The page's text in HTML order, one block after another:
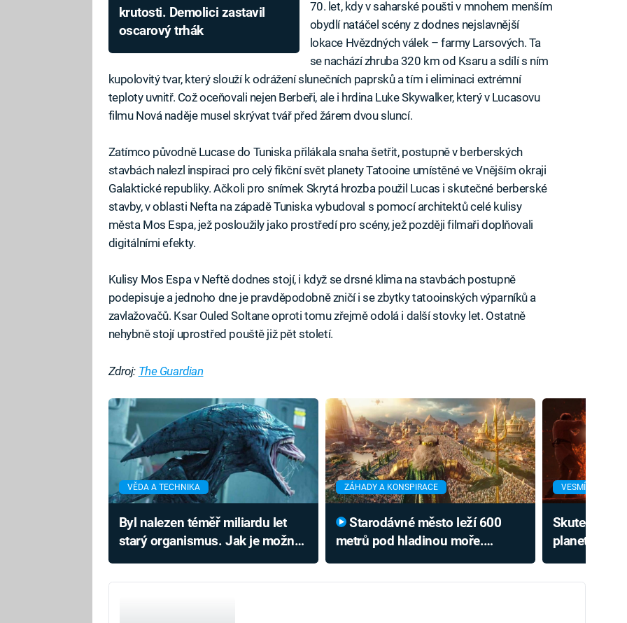
krutosti. Demolici zastavil
oscarový trhák
70. let, kdy v saharské poušti v mnohem menším
obydlí natáčel scény z dodnes nejslavnější
lokace Hvězdných válek – farmy Larsových. Ta
se nachází zhruba 320 km od Ksaru a sdílí s ním
kupolovitý tvar, který slouží k odrážení slunečních paprsků a tím i eliminaci extrémní
teploty uvnitř. Což oceňovali nejen Berbeři, ale i hrdina Luke Skywalker, který v Lucasovu
filmu Nová naděje musel skrývat tvář před žárem dvou sluncí.
Zatímco původně Lucase do Tuniska přilákala snaha šetřit, postupně v berberských
stavbách nalezl inspiraci pro celý fikční svět planety Tatooine umístěné ve Vnějším okraji
Galaktické republiky. Ačkoli pro snímek Skrytá hrozba použil Lucas i skutečné berberské
stavby, v oblasti Nefta na západě Tuniska vybudoval s pomocí architektů celé kulisy
města Mos Espa, jež posloužily jako prostředí pro scény, jež později filmaři doplňovali
digitálními efekty.
Kulisy Mos Espa v Neftě dodnes stojí, i když se drsné klima na stavbách postupně
podepisuje a jednoho dne je pravděpodobně zničí i se zbytky tatooinských výparníků a
zavlažovačů. Ksar Ouled Soltane oproti tomu zřejmě odolá i další stovky let. Ostatně
nehybně stojí uprostřed pouště již pět století.
Zdroj: The Guardian
VĚDA A TECHNIKA
Byl nalezen téměř miliardu let
starý organismus. Jak je možné,
ZÁHADY A KONSPIRACE
Starodávné město leží 600
metrů pod hladinou moře.
VESMÍR
Skutečný
planeta